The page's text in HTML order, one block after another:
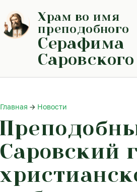
содержимому
Храм во имя
преподобного
Серафима
Саровского
Главная → Новости
Саровский